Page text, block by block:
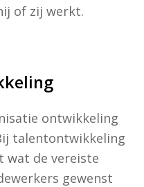
of zij werkt.
ontwikkeling
talentontwikkeling
wat de vereiste
gewenst